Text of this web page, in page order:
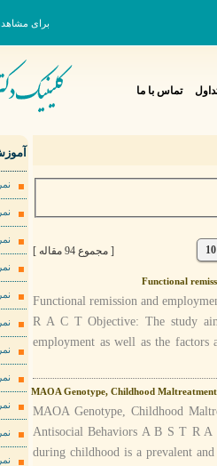
برای
تماس با ما
10 [ مجموع 94 مقاله ]
Functional
Functional remission and
R A C T Objective: The study
employment as well as the factors
MAOA Genotype, Childhood
MAOA Genotype, Childhood
Antisocial Behaviors A B S T R A
during childhood is a prevalent